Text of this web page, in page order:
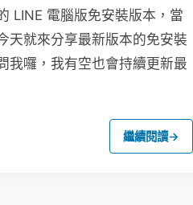
LINE 電腦版免安裝版本，當
天就來分享最新版本的免安裝
我囉，我有空也會持續更新最
繼續閱讀→